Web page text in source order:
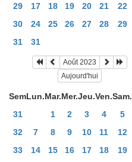
29
17 18 19 20 21 22
30
24 25 26 27 28 29
31
31
Août 2023
Aujourd'hui
SemLun.Mar.Mer.Jeu.Ven.Sam.
31
1 2 3 4 5
32
7 8 9 10 11 12
33
14 15 16 17 18 19